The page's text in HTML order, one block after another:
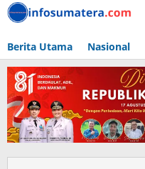
Lewati
ke
Berita Utama Nasional